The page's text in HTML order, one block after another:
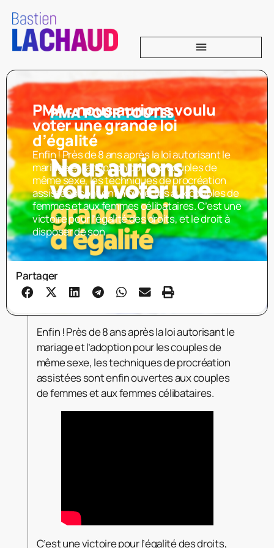
PMA : nous aurions voulu
voter une grande loi
d’égalité
Enfin ! Près de 8 ans après la loi autorisant le
mariage et l’adoption pour les couples de
même sexe, les techniques de procréation
assistées sont enfin ouvertes aux couples de
femmes et aux femmes célibataires. C’est une
victoire pour l’égalité des droits, et le droit à
disposer de son
Partager
Enfin ! Près de 8 ans après la loi autorisant le
mariage et l’adoption pour les couples de
même sexe, les techniques de procréation
assistées sont enfin ouvertes aux couples
de femmes et aux femmes célibataires.
C’est une victoire pour l’égalité des droits,